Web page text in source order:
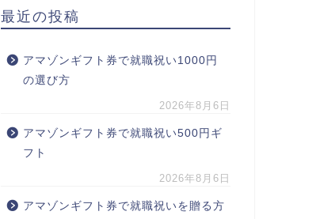
最近の投稿
アマゾンギフト券で就職祝い1000円
の選び方
2026年8月6日
アマゾンギフト券で就職祝い500円ギ
フト
2026年8月6日
アマゾンギフト券で就職祝いを贈る方